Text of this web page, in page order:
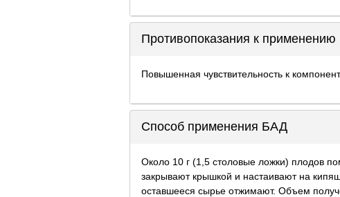
Противопоказания к
Повышенная чувствительность к
Способ применения БАД
Около 10 г (1,5 столовые ложки) плодов
закрывают крышкой и настаивают на
оставшееся сырье отжимают. Объем